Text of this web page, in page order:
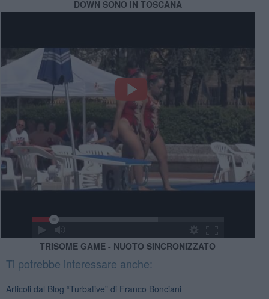
DOWN SONO IN TOSCANA
TRISOME GAME - NUOTO SINCRONIZZATO
Ti potrebbe interessare anche:
Articoli dal Blog “Turbative” di Franco Bonciani